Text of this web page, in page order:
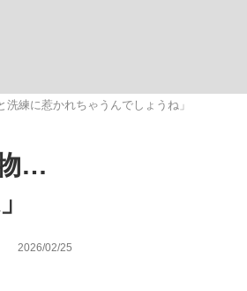
悲しい」『北の国から』倉本聰氏（91...
練に惹かれちゃうんでしょうね」
…
2026/02/25